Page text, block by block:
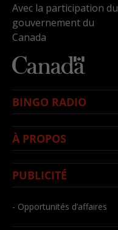
Avec la participation du
gouvernement du
Canada
BINGO RADIO
À PROPOS
PUBLICITÉ
- Opportunités d’affaires